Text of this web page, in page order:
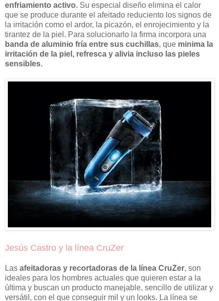
enfriamiento activo. Su especial diseño elimina el calor
que se produce durante el afeitado reduciento los signos de
la irritación como el ardor, la picazón, el enrojecimiento y la
tirantez de la piel. Para solucionarlo la firma incorpora una
banda de aluminio fría entre sus cuchillas, que minima la
irritación de la piel, refresca y alivia incluso las pieles
sensibles.
Jesús Castro y la línea CruZer
Las afeitadoras y recortadoras de la línea CruZer, son
ideales para los hombres actuales que quieren estar a la
última y buscan un producto manejable, sencillo de utilizar y
versátil, con el que conseguir mil y un looks. La línea se